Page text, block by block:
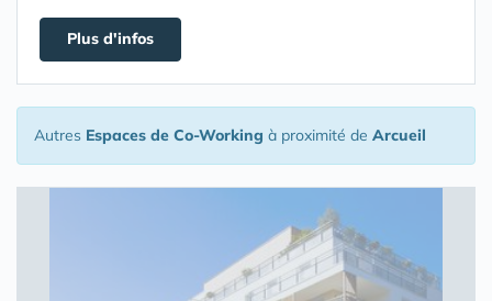
Plus d'infos
Autres Espaces de Co-Working à proximité de Arcueil